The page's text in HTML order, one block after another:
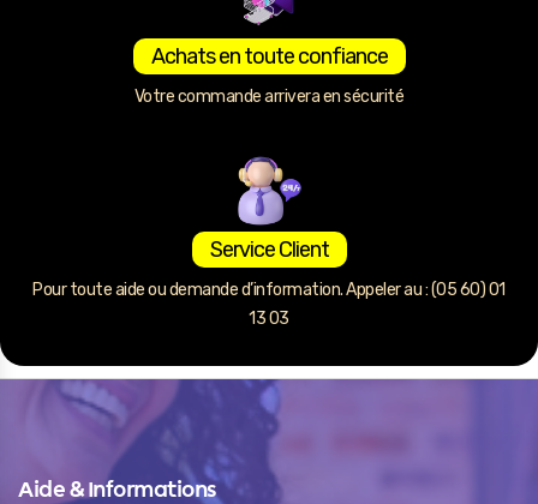
Achats en toute confiance
Votre commande arrivera en sécurité
Service Client
Pour toute aide ou demande d’information. Appeler au : (05 60) 01
13 03
Aide & Informations